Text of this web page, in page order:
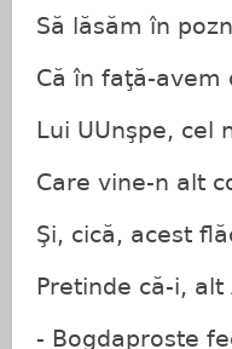
Să lăsăm în
Că în faţă-avem
Lui UUnşpe, cel
Care vine-n alt
Şi, cică, acest
Pretinde că-i, alt
- Bogdaproste